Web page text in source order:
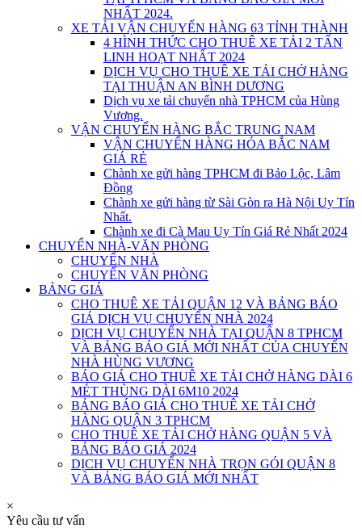
NHẤT 2024.
XE TẢI VẬN CHUYỂN HÀNG 63 TỈNH THÀNH
4 HÌNH THỨC CHO THUÊ XE TẢI 2 TẤN
LINH HOẠT NHẤT 2024
DỊCH VỤ CHO THUÊ XE TẢI CHỞ HÀNG
TẠI THUẬN AN BÌNH DƯƠNG
Dịch vụ xe tải chuyển nhà TPHCM của Hùng
Vương.
VẬN CHUYỂN HÀNG BẮC TRUNG NAM
VẬN CHUYỂN HÀNG HÓA BẮC NAM
GIÁ RẺ
Chành xe gửi hàng TPHCM đi Bảo Lộc, Lâm
Đồng
Chành xe gửi hàng từ Sài Gòn ra Hà Nội Uy Tín
Nhất.
Chành xe đi Cà Mau Uy Tín Giá Rẻ Nhất 2024
CHUYỂN NHÀ-VĂN PHÒNG
CHUYỂN NHÀ
CHUYỂN VĂN PHÒNG
BẢNG GIÁ
CHO THUÊ XE TẢI QUẬN 12 VÀ BẢNG BÁO
GIÁ DỊCH VỤ CHUYỂN NHÀ 2024
DỊCH VỤ CHUYỂN NHÀ TẠI QUẬN 8 TPHCM
VÀ BẢNG BÁO GIÁ MỚI NHẤT CỦA CHUYỂN
NHÀ HÙNG VƯƠNG
BÁO GIÁ CHO THUÊ XE TẢI CHỞ HÀNG DÀI 6
MÉT THÙNG DÀI 6M10 2024
BẢNG BÁO GIÁ CHO THUÊ XE TẢI CHỞ
HÀNG QUẬN 3 TPHCM
CHO THUÊ XE TẢI CHỞ HÀNG QUẬN 5 VÀ
BẢNG BÁO GIÁ 2024
DỊCH VỤ CHUYỂN NHÀ TRỌN GÓI QUẬN 8
VÀ BẢNG BÁO GIÁ MỚI NHẤT
×
Yêu cầu tư vấn